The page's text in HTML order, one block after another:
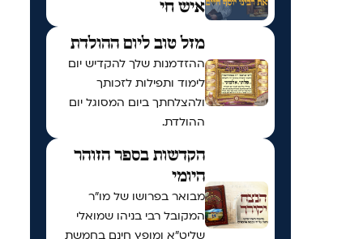
איש חי
מזל טוב ליום ההולדת
ההזדמנות שלך להקדיש יום
לימוד ותפילות לזכותך
ולהצלחתך ביום המסוגל יום
ההולדת.
הקדשות בספר הזוהר
היומי
מבואר בפרושו של מו"ר
המקובל רבי בניהו שמואלי
שליט"א ומופץ חינם בחמשת